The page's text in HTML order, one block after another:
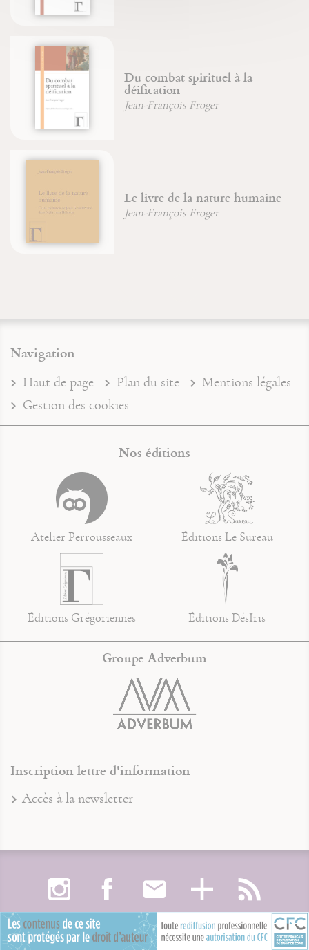
Du combat spirituel à la
déification
Jean-François Froger
Le livre de la nature humaine
Jean-François Froger
Navigation
Haut de page Plan du site
Mentions légales
Gestion des cookies
Nos éditions
Atelier Perrousseaux Éditions Le Sureau
Éditions Grégoriennes Éditions DésIris
Groupe Adverbum
Inscription lettre d'information
Accès à la newsletter